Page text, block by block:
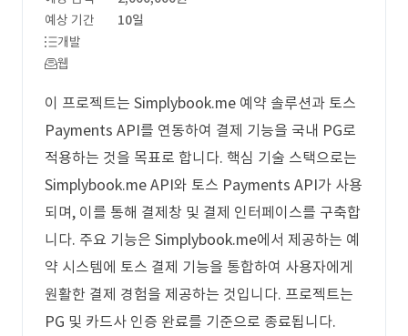
예상 기간
10일
개발
웹
이 프로젝트는 Simplybook.me 예약 솔루션과 토스
Payments API를 연동하여 결제 기능을 국내 PG로
적용하는 것을 목표로 합니다. 핵심 기술 스택으로는
Simplybook.me API와 토스 Payments API가 사용
되며, 이를 통해 결제창 및 결제 인터페이스를 구축합
니다. 주요 기능은 Simplybook.me에서 제공하는 예
약 시스템에 토스 결제 기능을 통합하여 사용자에게
원활한 결제 경험을 제공하는 것입니다. 프로젝트는
PG 및 카드사 인증 완료를 기준으로 종료됩니다.